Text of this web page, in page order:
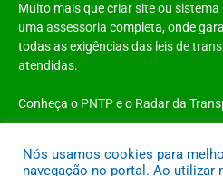
Muito mais quecriar siteou sistema
uma assessoria completa, onde
todas as exigências das leis de
atendidas.
Conheça o PNTPe o Radar da
Nós usamos cookies para
navegação no portal. Ao utilizar